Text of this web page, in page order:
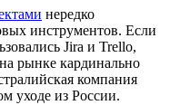
нередко
инструментов. Если
Jira и Trello,
рынке кардинально
компания
уходе из России.